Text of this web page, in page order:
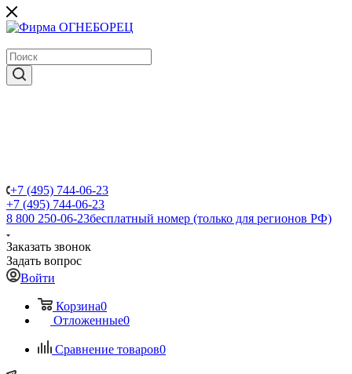
+7 (495) 744-06-23
+7 (495) 744-06-23
8 800 250-06-23бесплатный номер (только для регионов РФ)
Заказать звонок
Задать вопрос
Войти
Корзина0
Отложенные0
Сравнение товаров0